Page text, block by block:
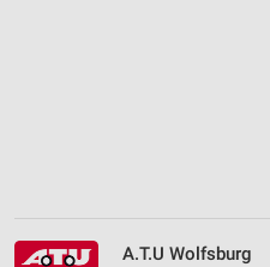
A.T.U Wolfsburg